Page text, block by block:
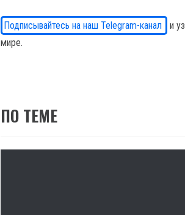
Подписывайтесь на наш Telegram-канал
и
мире.
ПО ТЕМЕ